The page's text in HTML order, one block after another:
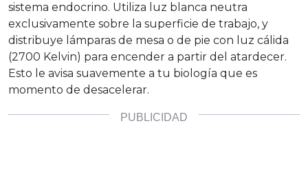
sistema endocrino. Utiliza luz blanca neutra
exclusivamente sobre la superficie de trabajo, y
distribuye lámparas de mesa o de pie con luz cálida
(2700 Kelvin) para encender a partir del atardecer.
Esto le avisa suavemente a tu biología que es
momento de desacelerar.